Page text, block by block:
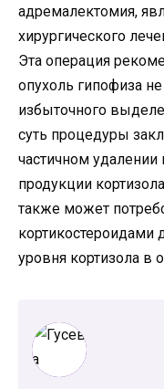
адремалектомия,
хирургического
Эта операция
опухоль гипофиза
избыточного
суть процедуры
частичном
продукции
также может
кортикостероидами
уровня кортизола в